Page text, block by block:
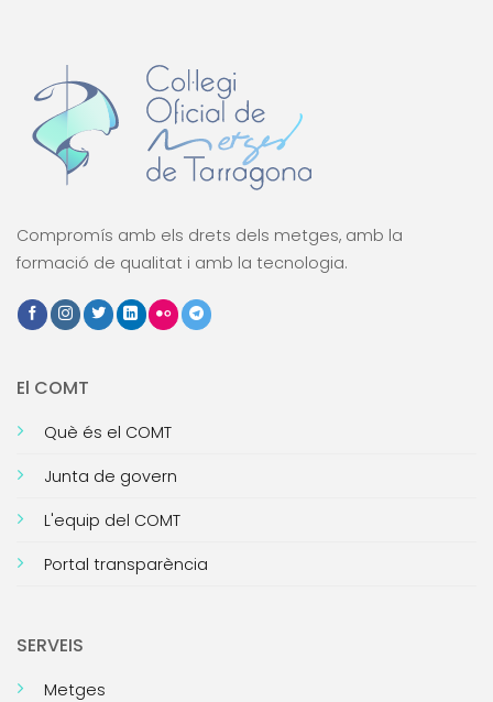
Compromís amb els drets dels metges, amb la
formació de qualitat i amb la tecnologia.
El COMT
Què és el COMT
Junta de govern
L'equip del COMT
Portal transparència
SERVEIS
Metges